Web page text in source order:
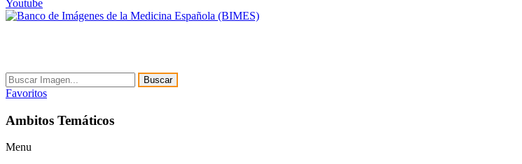
Youtube
Buscar
Favoritos
Ambitos Temáticos
Menu